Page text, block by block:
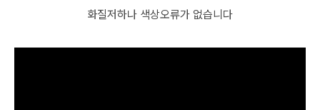
화질저하나 색상오류가 없습니다